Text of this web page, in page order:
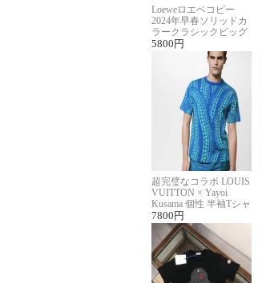
Loeweロエベコピー
2024年早春ソリッドカ
ラークラシックビッグ
ロゴ刺繍Tシャツ
5800 円
超完璧なコラボ LOUIS
VUITTON × Yayoi
Kusama 個性 半袖Tシャ
ツコピー男女兼用
7800 円